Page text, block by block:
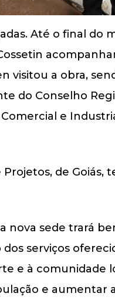
Até o final do
visitou a obra,
do Conselho
e
de
nova sede trará
serviços
e à comunidade
e aumentar